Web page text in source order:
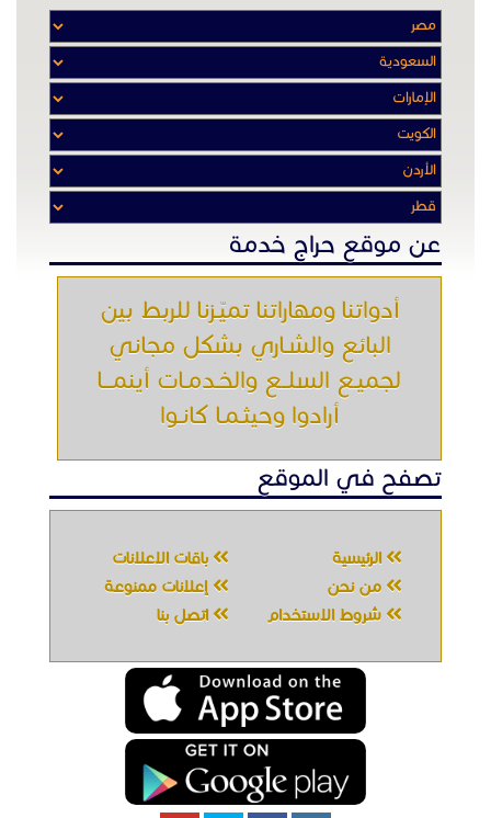
عن موقع حراج خدمة
أدواتنا ومهاراتنا تميّـزنا للربط بين
البائع والشـاري بشكل مجاني
لجميـع السلــع والخـدمـات أينمـــا
أرادوا وحيثـمـا كانـوا
تصفح في الموقع
الرئيسية
باقات الإعلانات
من نحن
إعلانات ممنوعة
شروط الاستخدام
اتصل بنا